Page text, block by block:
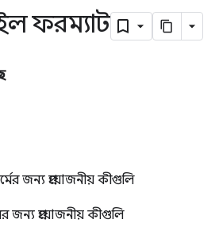
ফরম্যাট
জন্য প্রয়োজনীয় কীগুলি
জন্য প্রয়োজনীয় কীগুলি